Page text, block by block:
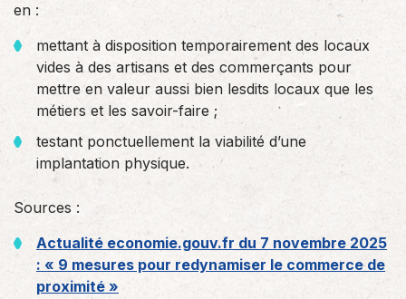
en :
mettant à disposition temporairement des locaux
vides à des artisans et des commerçants pour
mettre en valeur aussi bien lesdits locaux que les
métiers et les savoir-faire ;
testant ponctuellement la viabilité d’une
implantation physique.
Sources :
Actualité economie.gouv.fr du 7 novembre 2025
: « 9 mesures pour redynamiser le commerce de
proximité »